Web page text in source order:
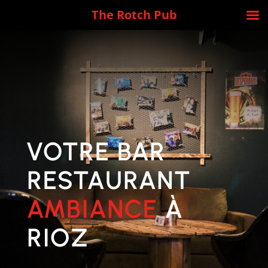
VOTRE BAR
RESTAURANT
AMBIANCEÀ
RIOZ
The Rotch Pub